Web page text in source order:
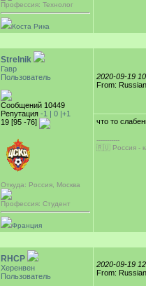
Профессия: Технолог
Коста Рика
Strelnik
Гавр
Пользователь
Сообщений 10449
Репутация -1 | 0 |+1
19 [95 -76]
Откуда: Россия, Москва
Профессия: Студент
Франция
2020-09-19
From:
что то
-----------
🇷🇺 Россия -
RHCP
Херенвен
Пользователь
2020-09-19
From: